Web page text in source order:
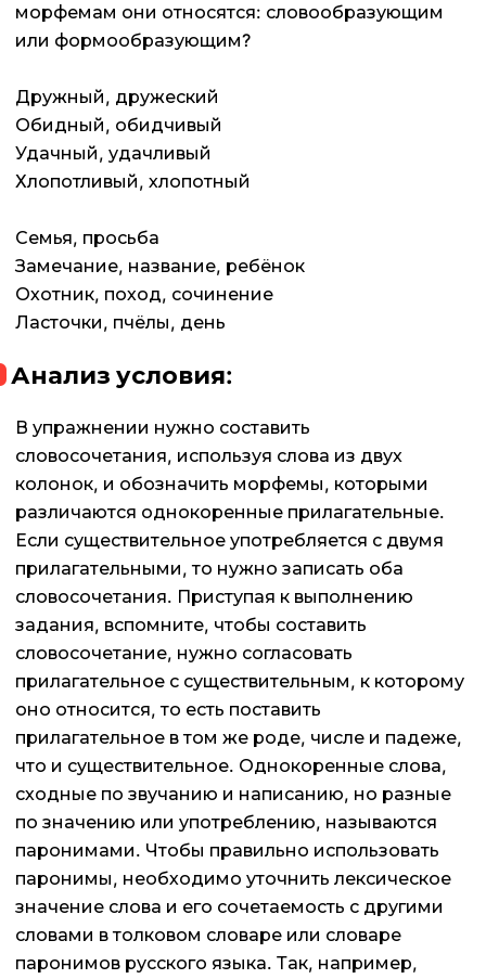
морфемам они относятся: словообразующим
или формообразующим?
Дружный, дружеский
Обидный, обидчивый
Удачный, удачливый
Хлопотливый, хлопотный
Семья, просьба
Замечание, название, ребёнок
Охотник, поход, сочинение
Ласточки, пчёлы, день
Анализ условия:
В упражнении нужно составить
словосочетания, используя слова из двух
колонок, и обозначить морфемы, которыми
различаются однокоренные прилагательные.
Если существительное употребляется с двумя
прилагательными, то нужно записать оба
словосочетания. Приступая к выполнению
задания, вспомните, чтобы составить
словосочетание, нужно согласовать
прилагательное с существительным, к которому
оно относится, то есть поставить
прилагательное в том же роде, числе и падеже,
что и существительное. Однокоренные слова,
сходные по звучанию и написанию, но разные
по значению или употреблению, называются
паронимами. Чтобы правильно использовать
паронимы, необходимо уточнить лексическое
значение слова и его сочетаемость с другими
словами в толковом словаре или словаре
паронимов русского языка. Так, например,